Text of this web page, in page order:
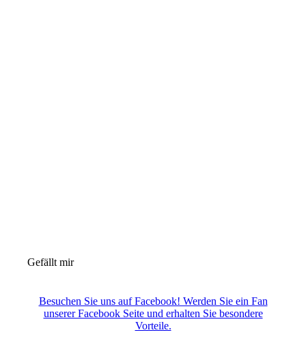
Gefällt mir
Besuchen Sie uns auf Facebook! Werden Sie ein Fan
unserer Facebook Seite und erhalten Sie besondere
Vorteile.